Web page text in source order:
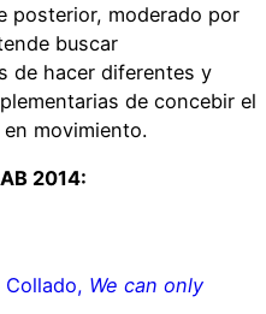
posterior, moderado por
buscar
de hacer diferentes y
de concebir el
movimiento.
2014:
Collado, We can only